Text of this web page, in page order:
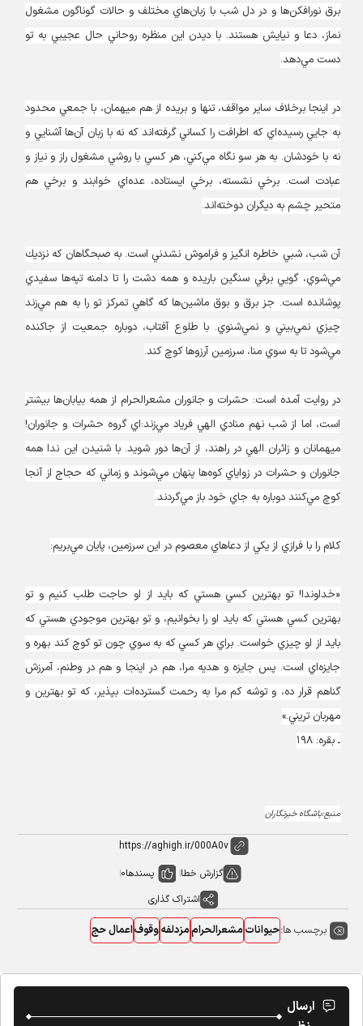
برق نورافكن‌ها و در دل شب با زبان‌هاي مختلف و حالات گوناگون مشغول
نماز، دعا و نيايش هستند. با ديدن اين منظره روحاني حال عجيبي به تو
دست مي‌دهد.
در اينجا برخلاف ساير مواقف، تنها و بريده از هم ميهمان، با جمعي محدود
به جايي رسيده‌اي كه اطرافت را كساني گرفته‌اند كه نه با زبان آن‌ها آشنايي و
نه با خودشان. به هر سو نگاه مي‌كني، هر كسي با روشي مشغول راز و نياز و
عبادت است. برخي نشسته، برخي ايستاده، عده‌اي خوابند و برخي هم
متحير چشم به ديگران دوخته‌اند.
آن شب، شبي خاطره انگيز و فراموش نشدني است. به صبحگاهان كه نزديك
مي‌شوي، گويي برفي سنگين باريده و همه دشت را تا دامنه تپه‌ها سفيدي
پوشانده است. جز برق و بوق ماشين‌ها كه گاهي تمركز تو را به هم مي‌زند
چيزي نمي‌بيني و نمي‌شنوي. با طلوع آفتاب، دوباره جمعيت از جاكنده
مي‌شود تا به سوي منا، سرزمين آرزو‌ها كوچ كند.
در روايت آمده است: حشرات و جانوران مشعرالحرام از همه بيابان‌ها بيشتر
است، اما از شب نهم منادي الهي فرياد مي‌زند:‌اي گروه حشرات و جانوران!
ميهمانان و زائران الهي در راهند، از آن‌ها دور شويد. با شنيدن اين ندا همه
جانوران و حشرات در زواياي كوه‌ها پنهان مي‌شوند و زماني كه حجاج از آنجا
كوچ مي‌كنند دوباره به جاي خود باز مي‌گردند.
كلام را با فرازي از يكي از دعاهاي معصوم در اين سرزمين، پايان مي‌بريم:
«خداوندا! تو بهترين كسي هستي كه بايد از او حاجت طلب كنيم و تو
بهترين كسي هستي كه بايد او را بخوانيم، و تو بهترين موجودي هستي كه
بايد از او چيزي خواست. براي هر كسي كه به سوي چون تو كوچ كند بهره و
جايزه‌اي است. پس جايزه و هديه مرا، هم در اينجا و هم در وطنم، آمرزش
گناهم قرار ده، و توشه كم مرا به رحمت گسترده‌ات بپذير، كه تو بهترين و
مهربان تريني.»
ـ بقره: ۱۹۸
منبع:باشگاه خبرنگاران
گزارش خطا پسندها0
اشتراک گذاری
برچسب ها:حیواناتمشعرالحراممزدلفهوقوفاعمال حج
ارسال